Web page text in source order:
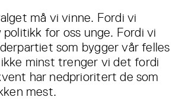
må vi vinne. Fordi vi
for oss unge. Fordi vi
som bygger vår felles
minst trenger vi det fordi
har nedprioritert de som
mest.